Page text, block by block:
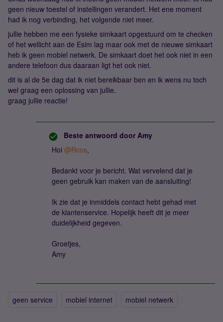
geen nieuw toestel of instellingen verandert. Het ene moment
had ik nog verbinding, het volgende niet meer.
jullie hebben me een fysieke simkaart opgestuurd om te checken
of het wellicht aan de Esim lag maar ook met de nieuwe simkaart
heb ik geen mobiel netwerk. De simkaart doet het ook niet in een
andere telefoon dus daaraan ligt het ook niet.
dit is al de 5e dag dat ik niet bereikbaar ben en ik wens nu toch
wel graag een oplossing van jullie.
graag jullie reactie!
Beste antwoord door Amy
Hoi @Rcos,
Bedankt voor je bericht. Wat vervelend dat je
geen gebruik kan maken van de aansluiting!
Ik zie dat je inmiddels contact hebt gehad met
de klantenservice. Hopelijk heeft dit je meer
duidelijkheid gegeven.
Groetjes,
Amy
geen service mobiel internet mobiel netwerk